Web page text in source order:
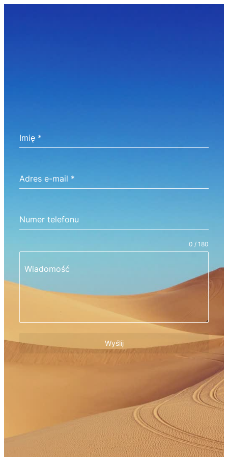
Imię *
Adres e-mail *
Numer telefonu
Wiadomość
0 / 180
Wyślij